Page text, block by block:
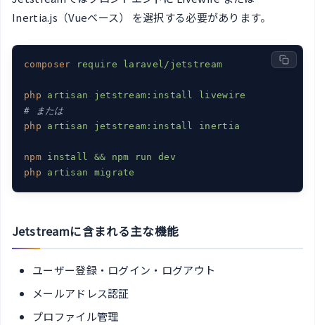
Inertia.js（Vueベース） を選択する必要があります。
composer require laravel/jetstream
php
artisan jetstream:install livewire
# または
php
artisan jetstream:install inertia
npm
install && npm run dev
php
artisan migrate
Jetstreamに含まれる主な機能
ユーザー登録・ログイン・ログアウト
メールアドレス認証
プロファイル管理